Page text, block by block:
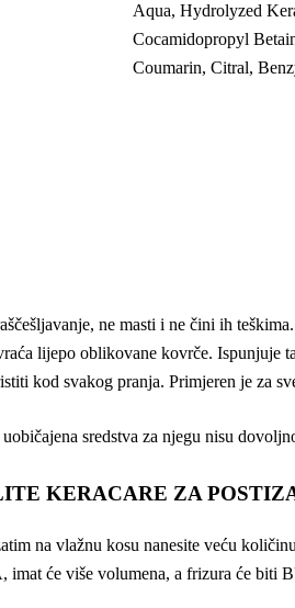
Aqua, Hydrolyzed
Cocamidopropyl
Coumarin, Citral,
ne masti i ne čini ih
lijepo oblikovane kovrče. Ispunjuje
kod svakog pranja. Primjeren je za
sredstva za njegu nisu
KERACARE ZA
na vlažnu kosu nanesite veću
će više volumena, a frizura će